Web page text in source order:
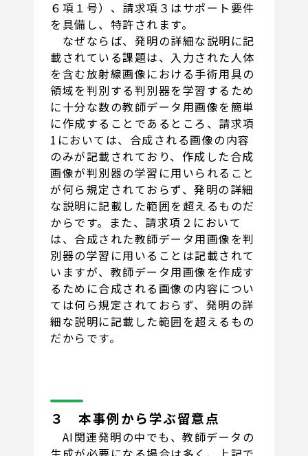
６項１号）、請求項３はサポート要件
を具備し、特許されます。
なぜならば、発明の詳細な説明に記
載されている課題は、入力された人体
を含む放射線画像における手術用具の
領域を判別する判別器を学習するため
に十分な数の教師データ用画像を簡単
に作成することであるところ、請求項
1においては、合成される画像の内容
のみが記載されており、作成した合成
画像が判別器の学習に用いられること
が何ら規定されておらず、発明の詳細
な説明に記載した範囲を超えるものだ
からです。また、請求項２において
は、合成された教師データ用画像を判
別器の学習に用いることは記載されて
いますが、教師データ用画像を作成す
るために合成される画像の内容につい
ては何ら規定されておらず、発明の詳
細な説明に記載した範囲を超えるもの
だからです。
３ 本事例から学ぶ留意点
AI関連発明の中でも、教師データの